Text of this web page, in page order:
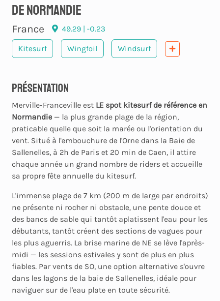
de Normandie
France 49.29 | -0.23
Kitesurf Wingfoil Windsurf
Présentation
Merville-Franceville est LE spot kitesurf de référence en
Normandie — la plus grande plage de la région,
praticable quelle que soit la marée ou l'orientation du
vent. Situé à l'embouchure de l'Orne dans la Baie de
Sallenelles, à 2h de Paris et 20 min de Caen, il attire
chaque année un grand nombre de riders et accueille
sa propre fête annuelle du kitesurf.
L'immense plage de 7 km (200 m de large par endroits)
ne présente ni rocher ni obstacle, une pente douce et
des bancs de sable qui tantôt aplatissent l'eau pour les
débutants, tantôt créent des sections de vagues pour
les plus aguerris. La brise marine de NE se lève l'après-
midi — les sessions estivales y sont de plus en plus
fiables. Par vents de SO, une option alternative s'ouvre
dans les lagons de la baie de Sallenelles, idéale pour
naviguer sur de l'eau plate en toute sécurité.